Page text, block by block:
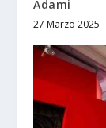
Adami
27 Marzo 2025